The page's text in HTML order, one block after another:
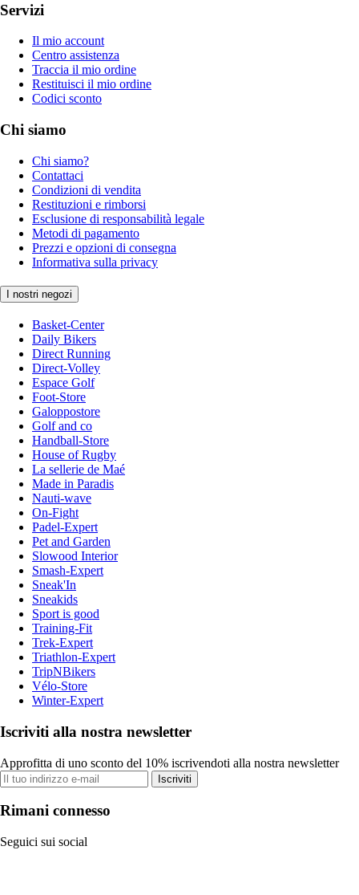
Servizi
Il mio account
Centro assistenza
Traccia il mio ordine
Restituisci il mio ordine
Codici sconto
Chi siamo
Chi siamo?
Contattaci
Condizioni di vendita
Restituzioni e rimborsi
Esclusione di responsabilità legale
Metodi di pagamento
Prezzi e opzioni di consegna
Informativa sulla privacy
I nostri negozi
Basket-Center
Daily Bikers
Direct Running
Direct-Volley
Espace Golf
Foot-Store
Galoppostore
Golf and co
Handball-Store
House of Rugby
La sellerie de Maé
Made in Paradis
Nauti-wave
On-Fight
Padel-Expert
Pet and Garden
Slowood Interior
Smash-Expert
Sneak'In
Sneakids
Sport is good
Training-Fit
Trek-Expert
Triathlon-Expert
TripNBikers
Vélo-Store
Winter-Expert
Iscriviti alla nostra newsletter
Approfitta di uno sconto del 10% iscrivendoti alla nostra newsletter
Iscriviti
Rimani connesso
Seguici sui social